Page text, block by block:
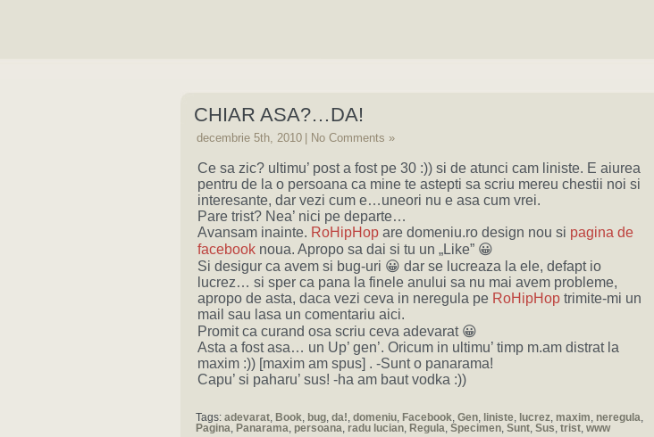
CHIAR ASA?…DA!
decembrie 5th, 2010 No Comments »
Ce sa zic? ultimu’ post a fost pe 30 :)) si de atunci cam liniste. E aiurea
pentru de la o persoana ca mine te astepti sa scriu mereu chestii noi si
interesante, dar vezi cum e…uneori nu e asa cum vrei.
Pare trist? Nea’ nici pe departe…
Avansam inainte. RoHipHopare domeniu.ro design nou si pagina de
facebooknoua. Apropo sa dai si tu un „Like” 😀
Si desigur ca avem si bug-uri 😀 dar se lucreaza la ele, defapt io
lucrez… si sper ca pana la finele anului sa nu mai avem probleme,
apropo de asta, daca vezi ceva in neregula pe RoHipHoptrimite-mi un
mail sau lasa un comentariu aici.
Promit ca curand osa scriu ceva adevarat 😀
Asta a fost asa… un Up’ gen’. Oricum in ultimu’ timp m.am distrat la
maxim :)) [maxim am spus] . -Sunt o panarama!
Capu’ si paharu’ sus! -ha am baut vodka :))
Tags: adevarat Book bug da! domeniu Facebook Gen liniste lucrez maxim neregula
Pagina
Panarama persoana radu lucian Regula Specimen Sunt Sus trist www